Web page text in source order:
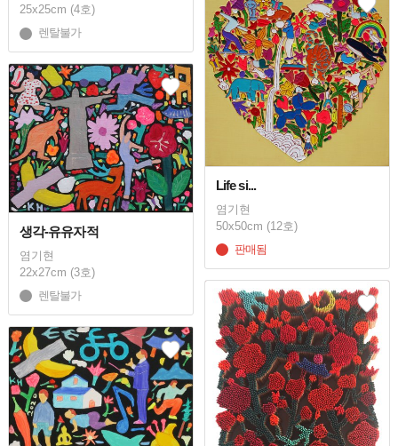
25x25cm (4호)
렌탈불가
Life si...
염기현
50x50cm (12호)
판매됨
생각-유유자적
염기현
22x27cm (3호)
렌탈불가